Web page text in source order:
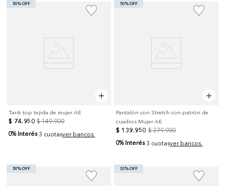
50% OFF
Tank top tejida de mujer AE
$ 74. 950 $ 149.900
0% Interés 3 cuotasver bancos.
50% OFF
Pantalón con Stretch con patrón de
cuadros Mujer AE
$ 139.950 $ 279.900
0% Interés 3 cuotasver bancos.
50% OFF 30% OFF